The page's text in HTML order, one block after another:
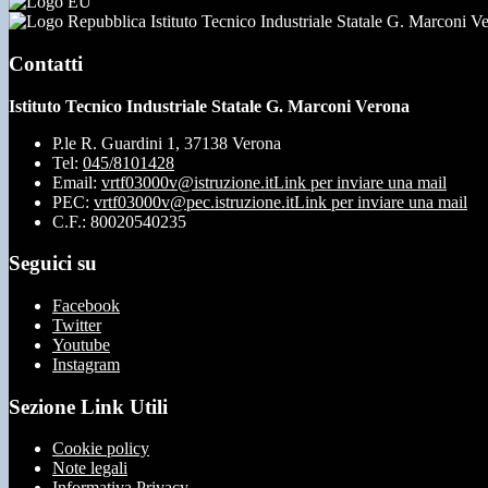
Istituto Tecnico Industriale Statale G. Marconi
Contatti
Istituto Tecnico Industriale Statale G. Marconi Verona
P.le R. Guardini 1, 37138 Verona
Tel: 045/8101428
Email: vrtf03000v@istruzione.itLink per inviare una mail
PEC: vrtf03000v@pec.istruzione.itLink per inviare una mail
C.F.: 80020540235
Seguici su
Facebook
Twitter
Youtube
Instagram
Sezione Link Utili
Cookie policy
Note legali